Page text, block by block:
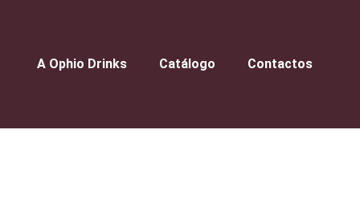
A Ophio Drinks Catálogo Contactos